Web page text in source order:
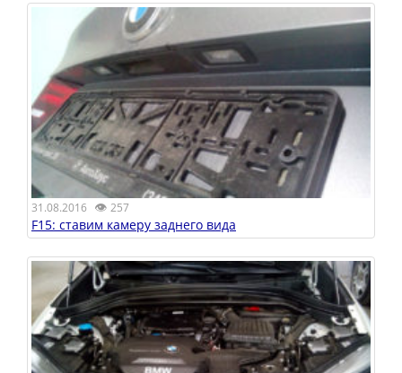
31.08.2016 👁 257
F15: ставим камеру заднего вида